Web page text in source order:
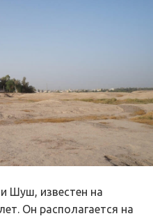
Шуш, известен на
Он располагается на